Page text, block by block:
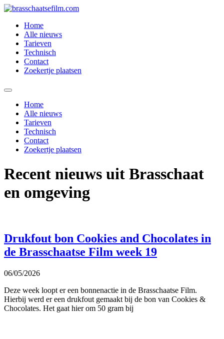
Spring
inhoud
Home
Alle nieuws
Tarieven
Technisch
Contact
Zoekertje plaatsen
Home
Alle nieuws
Tarieven
Technisch
Contact
Zoekertje plaatsen
Recent nieuws uit Brasschaat
en omgeving
Drukfout bon Cookies and Chocolates in
de Brasschaatse Film week 19
06/05/2026
Deze week loopt er een bonnenactie in de Brasschaatse Film.
Hierbij werd er een drukfout gemaakt bij de bon van Cookies &
Chocolates. Het gaat hier om 50 gram bij